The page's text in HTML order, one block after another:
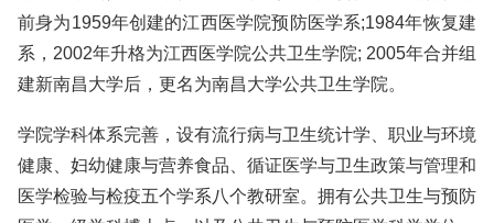
前身为1959年创建的江西医学院预防医学系;1984年恢复建
系，2002年升格为江西医学院公共卫生学院; 2005年合并组
建新南昌大学后，更名为南昌大学公共卫生学院。
学院学科体系完善，设有流行病与卫生统计学、职业与环境
健康、妇幼健康与营养食品、循证医学与卫生政策与管理和
医学检验与检疫五个学系八个教研室。拥有公共卫生与预防